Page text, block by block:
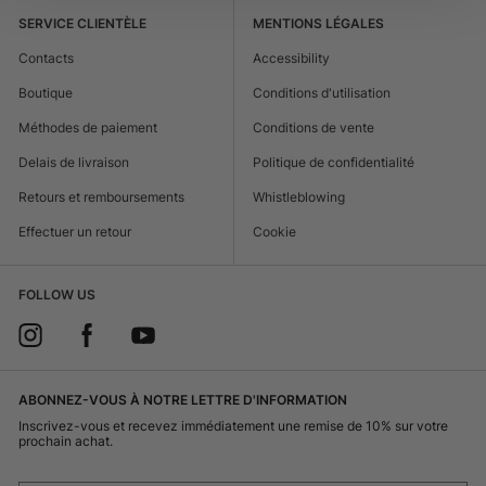
SERVICE CLIENTÈLE
Contacts
Boutique
Méthodes de paiement
Delais de livraison
Retours et remboursements
Effectuer un retour
MENTIONS LÉGALES
Accessibility
Conditions d'utilisation
Conditions de vente
Politique de confidentialité
Whistleblowing
Cookie
FOLLOW US
ABONNEZ-VOUS À NOTRE LETTRE D'INFORMATION
Inscrivez-vous et recevez immédiatement une remise de 10% sur votre
prochain achat.